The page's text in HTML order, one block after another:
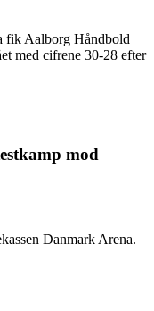
fik Aalborg Håndbold
med cifrene 30-28 efter
mod
Danmark Arena.